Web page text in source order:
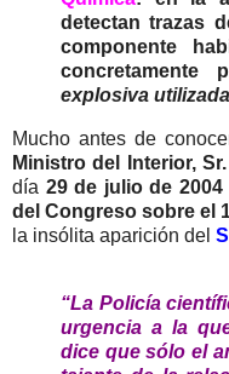
detectan trazas
componente
concretamente
explosiva
Mucho antes de
Ministro del Interior,
día 29 de julio de
del Congreso sobre el
la insólita aparición del
“La Policía
urgencia a la
dice que sólo el